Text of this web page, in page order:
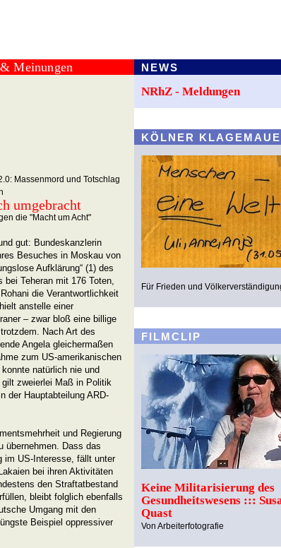
Meinungen
Massenmord und Totschlag
umgebracht
die "Macht um Acht"
gut: Bundeskanzlerin
Besuches in Moskau von
Aufklärung“ (1) des
bei Teheran mit 176 Toten,
die Verantwortlichkeit
anstelle einer
– zwar bloß eine billige
Nach Art des
Angela gleichermaßen
zum US-amerikanischen
natürlich nie und
zweierlei Maß in Politik
der Hauptabteilung ARD-
und Regierung
übernehmen. Dass das
im US-Interesse, fällt unter
bei ihren Aktivitäten
den Straftatbestand
bleibt folglich ebenfalls
Umgang mit den
Beispiel oppressiver
NEWS
NRhZ - Meldungen
KÖLNER
Für Frieden und
FILMCLIP
Keine Militarisierung des
Gesundheitswesens :::
Quast
Von Arbeiterfotografie